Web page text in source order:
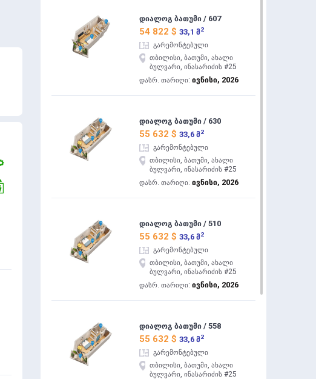
დიალოგ ბათუმი / 607
54 822 $ 33,1 მ 2
გარემონტებული
თბილისი, ბათუმი, ახალი
ბულვარი, ინასარიძის #25
დასრ. თარიღი: ივნისი, 2026
დიალოგ ბათუმი / 630
55 632 $ 33,6 მ 2
გარემონტებული
თბილისი, ბათუმი, ახალი
ბულვარი, ინასარიძის #25
დასრ. თარიღი: ივნისი, 2026
დიალოგ ბათუმი / 510
55 632 $ 33,6 მ 2
გარემონტებული
თბილისი, ბათუმი, ახალი
ბულვარი, ინასარიძის #25
დასრ. თარიღი: ივნისი, 2026
დიალოგ ბათუმი / 558
55 632 $ 33,6 მ 2
გარემონტებული
თბილისი, ბათუმი, ახალი
ბულვარი, ინასარიძის #25